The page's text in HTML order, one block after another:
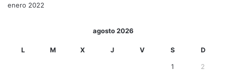
enero 2022
agosto 2026
L M X J V S D
1 2